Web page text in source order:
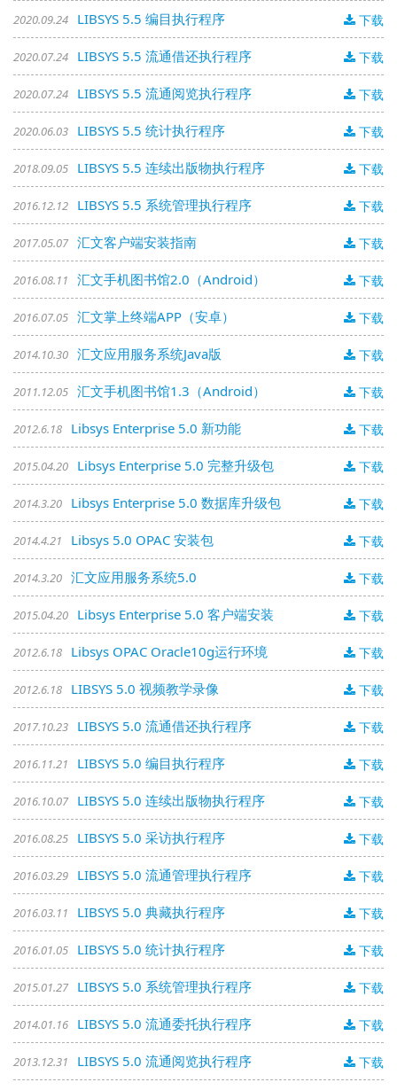
2020.09.24 LIBSYS 5.5 编目执行程序 下载
2020.07.24 LIBSYS 5.5 流通借还执行程序 下载
2020.07.24 LIBSYS 5.5 流通阅览执行程序 下载
2020.06.03 LIBSYS 5.5 统计执行程序 下载
2018.09.05 LIBSYS 5.5 连续出版物执行程序 下载
2016.12.12 LIBSYS 5.5 系统管理执行程序 下载
2017.05.07 汇文客户端安装指南 下载
2016.08.11 汇文手机图书馆2.0（Android） 下载
2016.07.05 汇文掌上终端APP（安卓） 下载
2014.10.30 汇文应用服务系统Java版 下载
2011.12.05 汇文手机图书馆1.3（Android） 下载
2012.6.18 Libsys Enterprise 5.0 新功能 下载
2015.04.20 Libsys Enterprise 5.0 完整升级包 下载
2014.3.20 Libsys Enterprise 5.0 数据库升级包 下载
2014.4.21 Libsys 5.0 OPAC 安装包 下载
2014.3.20 汇文应用服务系统5.0 下载
2015.04.20 Libsys Enterprise 5.0 客户端安装 下载
2012.6.18 Libsys OPAC Oracle10g运行环境 下载
2012.6.18 LIBSYS 5.0 视频教学录像 下载
2017.10.23 LIBSYS 5.0 流通借还执行程序 下载
2016.11.21 LIBSYS 5.0 编目执行程序 下载
2016.10.07 LIBSYS 5.0 连续出版物执行程序 下载
2016.08.25 LIBSYS 5.0 采访执行程序 下载
2016.03.29 LIBSYS 5.0 流通管理执行程序 下载
2016.03.11 LIBSYS 5.0 典藏执行程序 下载
2016.01.05 LIBSYS 5.0 统计执行程序 下载
2015.01.27 LIBSYS 5.0 系统管理执行程序 下载
2014.01.16 LIBSYS 5.0 流通委托执行程序 下载
2013.12.31 LIBSYS 5.0 流通阅览执行程序 下载